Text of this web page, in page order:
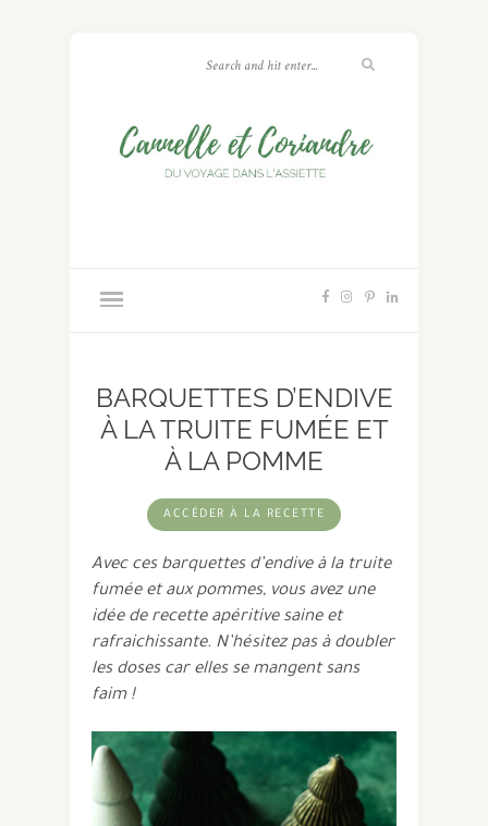
BARQUETTES D’ENDIVE
À LA TRUITE FUMÉE ET
À LA POMME
ACCÉDER À LA RECETTE
Avec ces barquettes d’endive à la truite
fumée et aux pommes, vous avez une
idée de recette apéritive saine et
rafraichissante. N’hésitez pas à doubler
les doses car elles se mangent sans
faim !